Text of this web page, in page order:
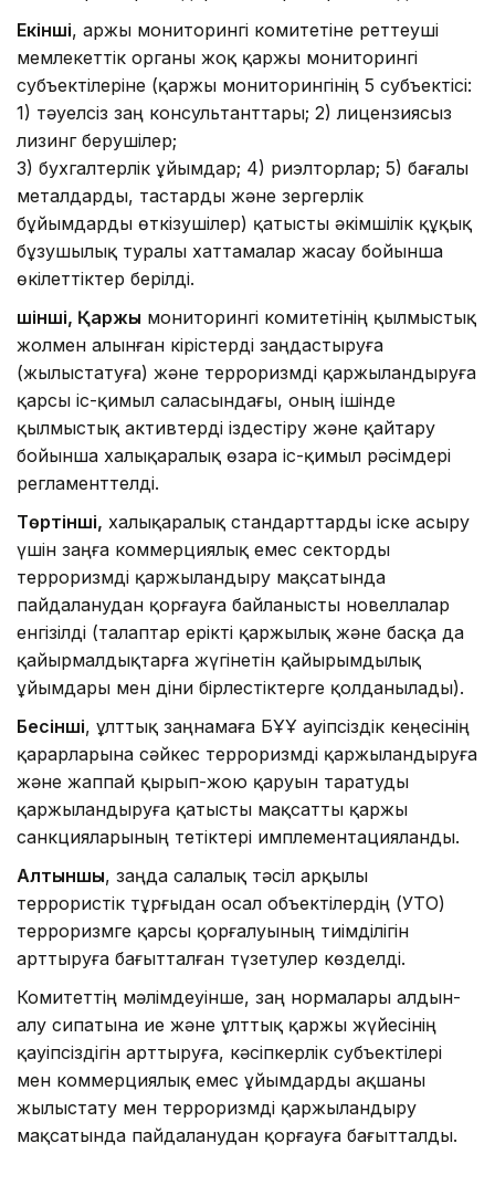
Екінші, Қаржы мониторингі комитетіне реттеуші
мемлекеттік органы жоқ қаржы мониторингі
субъектілеріне (қаржы мониторингінің 5 субъектісі:
1) тәуелсіз заң консультанттары; 2) лицензиясыз
лизинг берушілер;
3) бухгалтерлік ұйымдар; 4) риэлторлар; 5) бағалы
металдарды, тастарды және зергерлік
бұйымдарды өткізушілер) қатысты әкімшілік құқық
бұзушылық туралы хаттамалар жасау бойынша
өкілеттіктер берілді.
Үшінші, Қаржы мониторингі комитетінің қылмыстық
жолмен алынған кірістерді заңдастыруға
(жылыстатуға) және терроризмді қаржыландыруға
қарсы іс-қимыл саласындағы, оның ішінде
қылмыстық активтерді іздестіру және қайтару
бойынша халықаралық өзара іс-қимыл рәсімдері
регламенттелді.
Төртінші, халықаралық стандарттарды іске асыру
үшін заңға коммерциялық емес секторды
терроризмді қаржыландыру мақсатында
пайдаланудан қорғауға байланысты новеллалар
енгізілді (талаптар ерікті қаржылық және басқа да
қайырмалдықтарға жүгінетін қайырымдылық
ұйымдары мен діни бірлестіктерге қолданылады).
Бесінші, ұлттық заңнамаға БҰҰ Қауіпсіздік кеңесінің
қарарларына сәйкес терроризмді қаржыландыруға
және жаппай қырып-жою қаруын таратуды
қаржыландыруға қатысты мақсатты қаржы
санкцияларының тетіктері имплементацияланды.
Алтыншы, заңда салалық тәсіл арқылы
террористік тұрғыдан осал объектілердің (УТО)
терроризмге қарсы қорғалуының тиімділігін
арттыруға бағытталған түзетулер көзделді.
Комитеттің мәлімдеуінше, заң нормалары алдын-
алу сипатына ие және ұлттық қаржы жүйесінің
қауіпсіздігін арттыруға, кәсіпкерлік субъектілері
мен коммерциялық емес ұйымдарды ақшаны
жылыстату мен терроризмді қаржыландыру
мақсатында пайдаланудан қорғауға бағытталды.